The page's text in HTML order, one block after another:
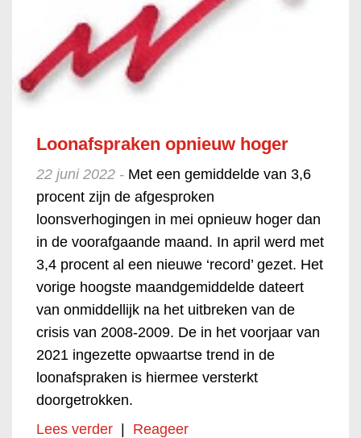
Loonafspraken opnieuw hoger
22 juni 2022 - Met een gemiddelde van 3,6
procent zijn de afgesproken
loonsverhogingen in mei opnieuw hoger dan
in de voorafgaande maand. In april werd met
3,4 procent al een nieuwe ‘record’ gezet. Het
vorige hoogste maandgemiddelde dateert
van onmiddellijk na het uitbreken van de
crisis van 2008-2009. De in het voorjaar van
2021 ingezette opwaartse trend in de
loonafspraken is hiermee versterkt
doorgetrokken.
Lees verder
Reageer